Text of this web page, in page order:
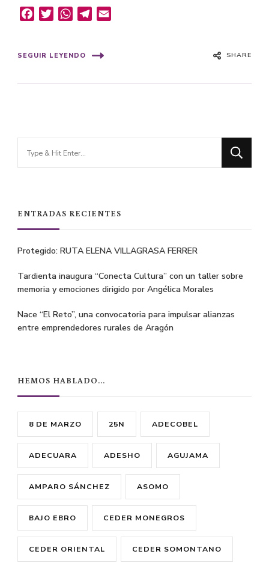
FacebookTwitterWhatsAppTelegram
SEGUIR LEYENDO SHARE
ENTRADAS RECIENTES
Protegido: RUTA ELENA VILLAGRASA FERRER
Tardienta inaugura “Conecta Cultura” con un taller sobre
memoria y emociones dirigido por Angélica Morales
Nace “El Reto”, una convocatoria para impulsar alianzas
entre emprendedores rurales de Aragón
HEMOS HABLADO…
8 DE MARZO 25N ADECOBEL
ADECUARA ADESHO AGUJAMA
AMPARO SÁNCHEZ ASOMO
BAJO EBRO CEDER MONEGROS
CEDER ORIENTAL CEDER SOMONTANO